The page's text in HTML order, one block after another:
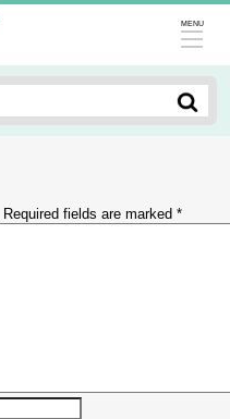
MENU
Required fields are marked *